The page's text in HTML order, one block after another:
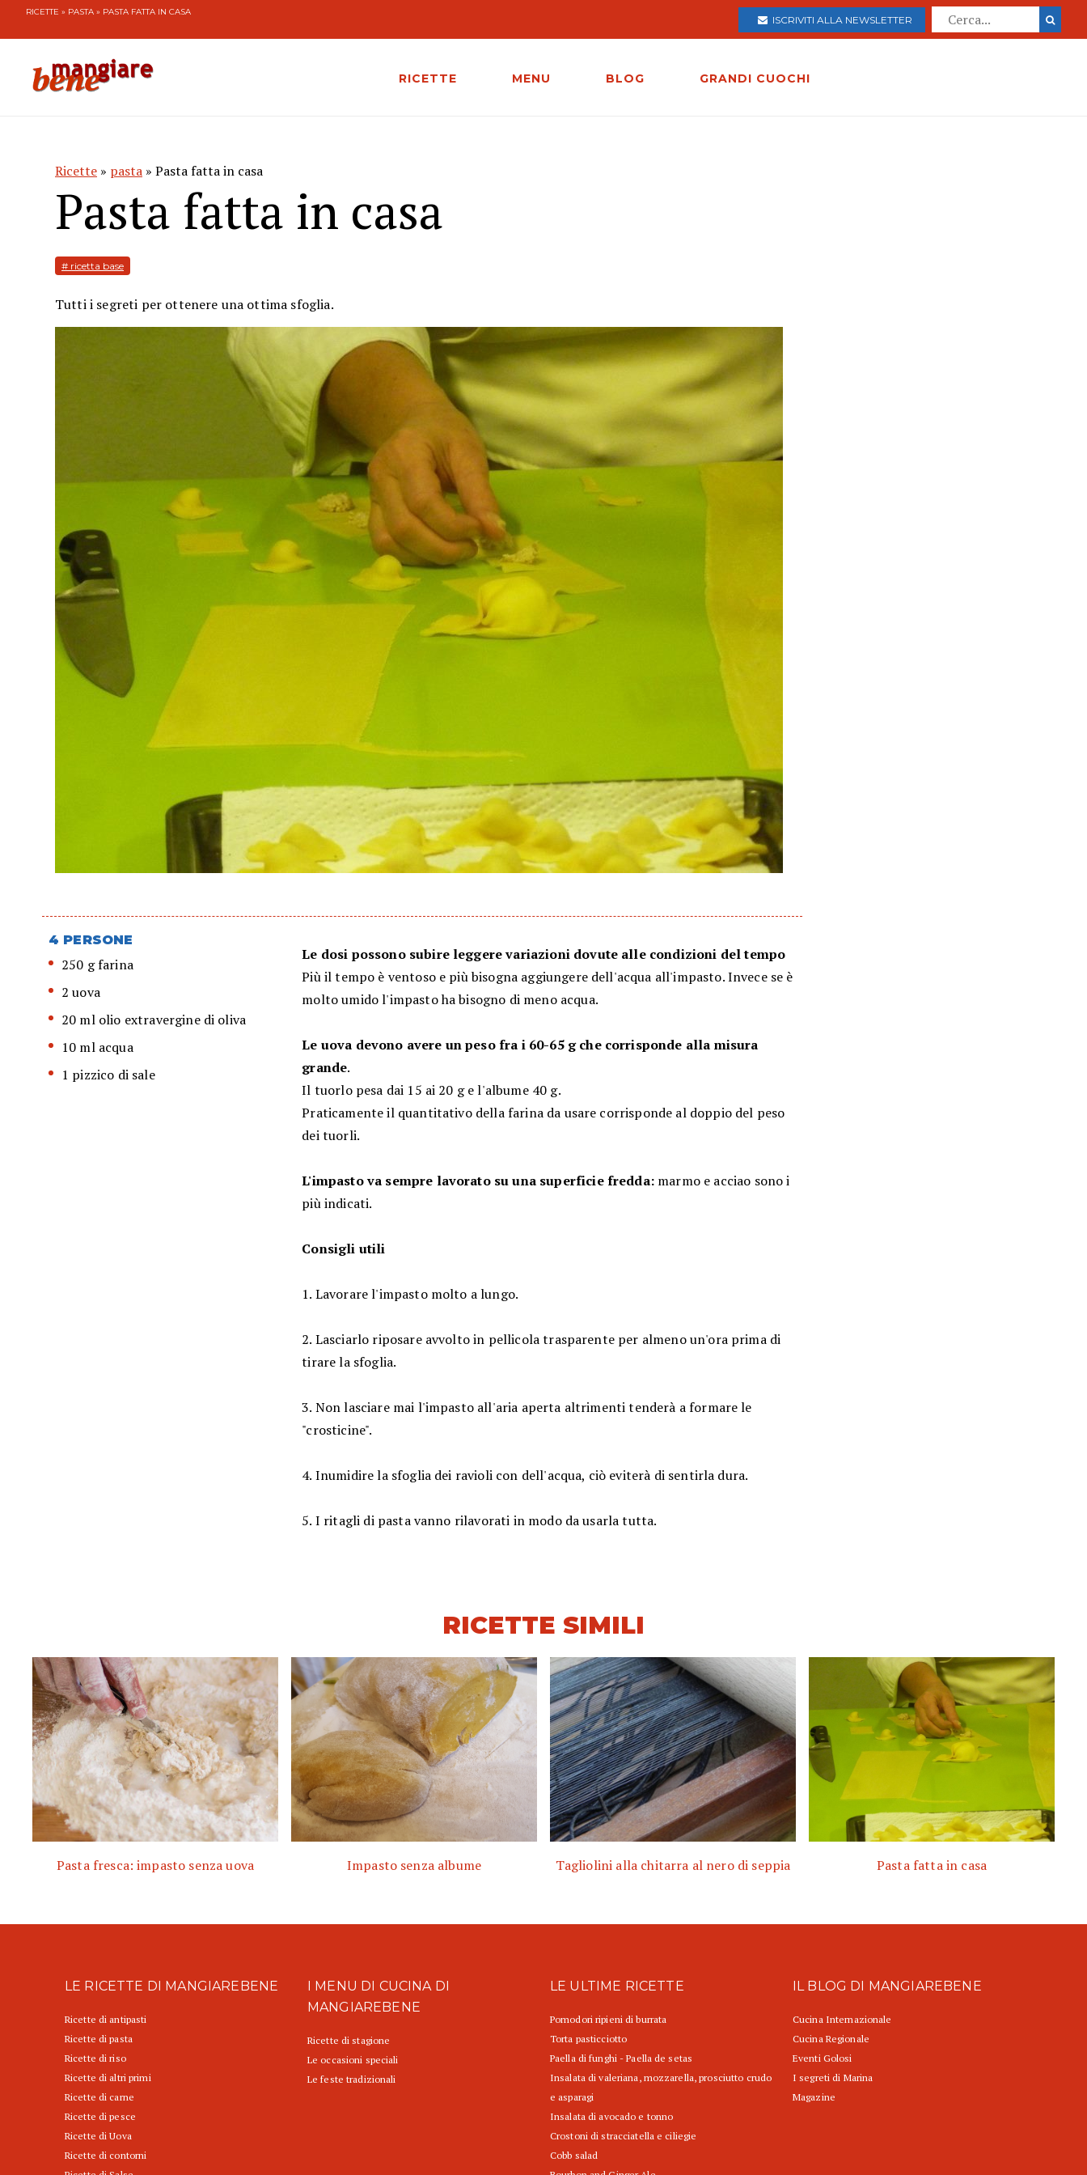
RICETTE » PASTA » PASTA FATTA IN CASA
ISCRIVITI ALLA NEWSLETTER
RICETTE MENU BLOG GRANDI CUOCHI
Ricette » pasta » Pasta fatta in casa
Pasta fatta in casa
# ricetta base
Tutti i segreti per ottenere una ottima sfoglia.
4 PERSONE
250 g farina
2 uova
20 ml olio extravergine di oliva
10 ml acqua
1 pizzico di sale
Le dosi possono subire leggere variazioni dovute alle condizioni del tempo
Più il tempo è ventoso e più bisogna aggiungere dell'acqua all'impasto. Invece se è
molto umido l'impasto ha bisogno di meno acqua.
Le uova devono avere un peso fra i 60-65 g che corrisponde alla misura
grande.
Il tuorlo pesa dai 15 ai 20 g e l'albume 40 g.
Praticamente il quantitativo della farina da usare corrisponde al doppio del peso
dei tuorli.
L'impasto va sempre lavorato su una superficie fredda:marmo e acciao sono i
più indicati.
Consigli utili
1. Lavorare l'impasto molto a lungo.
2. Lasciarlo riposare avvolto in pellicola trasparente per almeno un'ora prima di
tirare la sfoglia.
3. Non lasciare mai l'impasto all'aria aperta altrimenti tenderà a formare le
"crosticine".
4. Inumidire la sfoglia dei ravioli con dell'acqua, ciò eviterà di sentirla dura.
5. I ritagli di pasta vanno rilavorati in modo da usarla tutta.
RICETTE SIMILI
Pasta fresca: impasto senza uova Impasto senza albume Tagliolini alla chitarra al nero di seppia Pasta fatta in casa
LE RICETTE DI MANGIAREBENE
Ricette di antipasti
Ricette di pasta
Ricette di riso
Ricette di altri primi
Ricette di carne
Ricette di pesce
Ricette di Uova
Ricette di contorni
I MENU DI CUCINA DI
MANGIAREBENE
Ricette di stagione
Le occasioni speciali
Le feste tradizionali
LE ULTIME RICETTE
Pomodori ripieni di burrata
Torta pasticciotto
Paella di funghi - Paella de setas
Insalata di valeriana, mozzarella, prosciutto crudo
e asparagi
Insalata di avocado e tonno
Crostoni di stracciatella e ciliegie
Cobb salad
IL BLOG DI MANGIAREBENE
Cucina Internazionale
Cucina Regionale
Eventi Golosi
I segreti di Marina
Magazine